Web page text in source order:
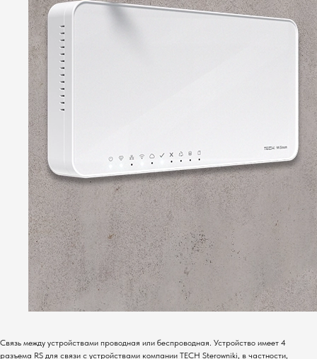
Связь между устройствами проводная или беспроводная. Устройство имеет 4
разъема RS для связи с устройствами компании TECH Sterowniki, в частности,